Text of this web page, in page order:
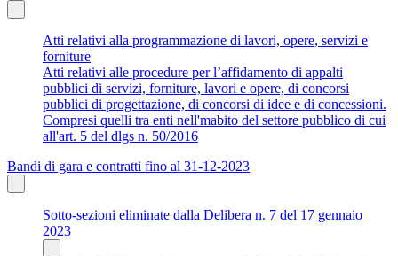
Atti relativi alla programmazione di lavori, opere, servizi e
forniture
Atti relativi alle procedure per l’affidamento di appalti
pubblici di servizi, forniture, lavori e opere, di concorsi
pubblici di progettazione, di concorsi di idee e di concessioni.
Compresi quelli tra enti nell'mabito del settore pubblico di cui
all'art. 5 del dlgs n. 50/2016
Bandi di gara e contratti fino al 31-12-2023
Sotto-sezioni eliminate dalla Delibera n. 7 del 17 gennaio
2023